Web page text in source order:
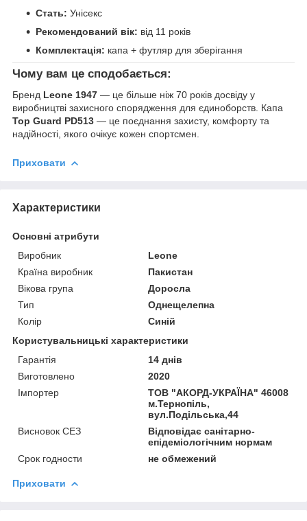
Стать: Унісекс
Рекомендований вік: від 11 років
Комплектація: капа + футляр для зберігання
Чому вам це сподобається:
Бренд Leone 1947 — це більше ніж 70 років досвіду у
виробництві захисного спорядження для єдиноборств. Капа
Top Guard PD513 — це поєднання захисту, комфорту та
надійності, якого очікує кожен спортсмен.
Приховати
Характеристики
Основні атрибути
Виробник
Leone
Країна виробник
Пакистан
Вікова група
Доросла
Тип
Однещелепна
Колір
Синій
Користувальницькі характеристики
Гарантія
14 днів
Виготовлено
2020
Імпортер
ТОВ "АКОРД-УКРАЇНА" 46008
м.Тернопіль,
вул.Подільська,44
Висновок СЕЗ
Відповідає санітарно-
епідеміологічним нормам
Срок годности
не обмежений
Приховати